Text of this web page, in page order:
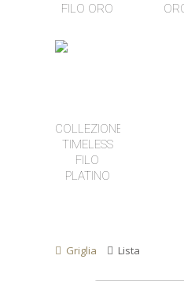
FILO ORO
COLLEZIONE
TIMELESS
FILO
PLATINO
Griglia Lista